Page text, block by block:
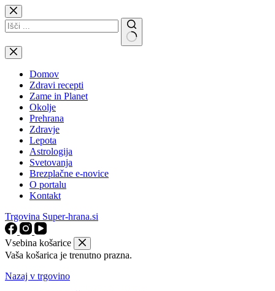
Skip
to
content
No
results
Domov
Zdravi recepti
Zame in Planet
Okolje
Prehrana
Zdravje
Lepota
Astrologija
Svetovanja
Brezplačne e-novice
O portalu
Kontakt
Trgovina Super-hrana.si
Vsebina košarice
Vaša košarica je trenutno prazna.
Nazaj v trgovino